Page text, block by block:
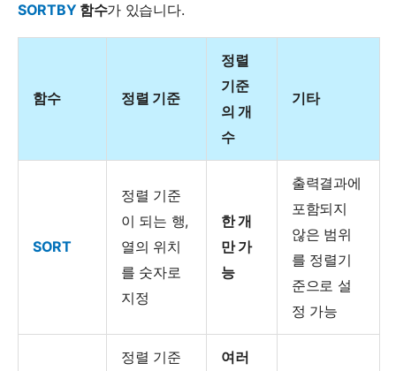
SORTBY 함수가 있습니다.
함수 정렬 기준
정렬
기준
의 개
수
기타
SORT
정렬 기준
이 되는 행,
열의 위치
를 숫자로
지정
한 개
만 가
능
출력결과에
포함되지
않은 범위
를 정렬기
준으로 설
정 가능
정렬 기준
여러